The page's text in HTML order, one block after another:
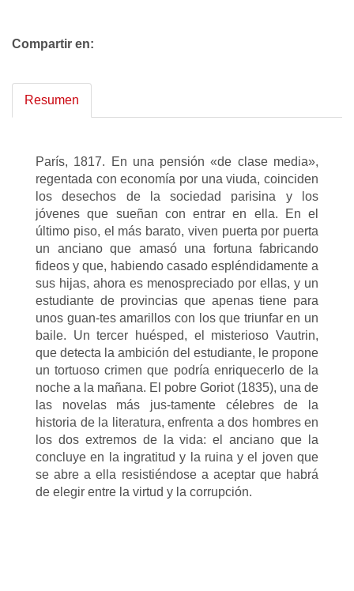
Compartir en:
Resumen
París, 1817. En una pensión «de clase media»,
regentada con economía por una viuda, coinciden
los desechos de la sociedad parisina y los
jóvenes que sueñan con entrar en ella. En el
último piso, el más barato, viven puerta por puerta
un anciano que amasó una fortuna fabricando
fideos y que, habiendo casado espléndidamente a
sus hijas, ahora es menospreciado por ellas, y un
estudiante de provincias que apenas tiene para
unos guan-tes amarillos con los que triunfar en un
baile. Un tercer huésped, el misterioso Vautrin,
que detecta la ambición del estudiante, le propone
un tortuoso crimen que podría enriquecerlo de la
noche a la mañana. El pobre Goriot (1835), una de
las novelas más jus-tamente célebres de la
historia de la literatura, enfrenta a dos hombres en
los dos extremos de la vida: el anciano que la
concluye en la ingratitud y la ruina y el joven que
se abre a ella resistiéndose a aceptar que habrá
de elegir entre la virtud y la corrupción.